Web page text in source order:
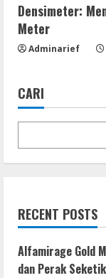
Densimeter:
Meter
Adminarief
CARI
RECENT POSTS
Alfamirage Gold
dan Perak